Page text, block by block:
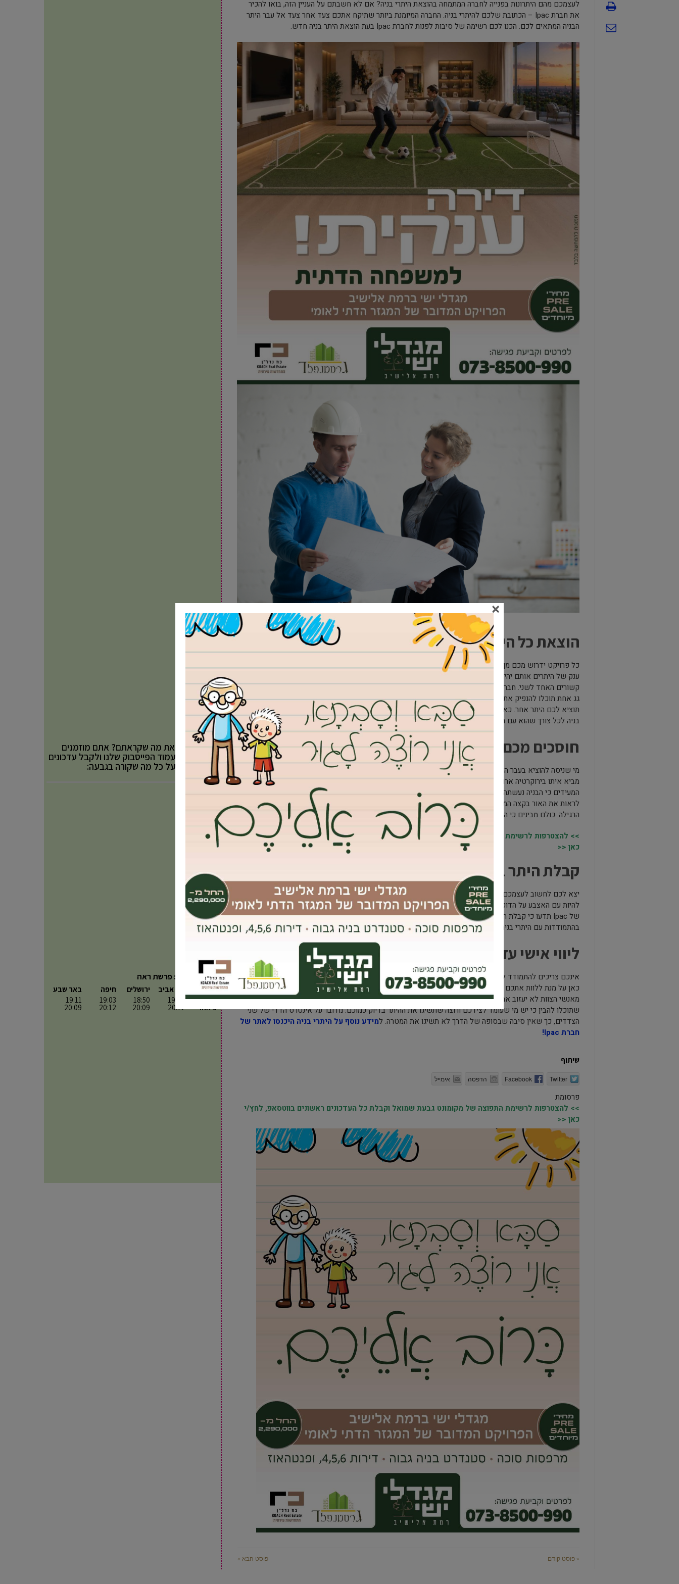
לעצמכם מהם היתרונות בפנייה לחברה המתמחה בהוצאת היתרי בניה? אם לא חשבתם על העניין הזה, בואו להכיר
את חברת Ipac – הכתובת שלכם להיתרי בניה. החברה המיומנת ביותר שתיקח אתכם צעד אחר צעד אל עבר היתר
הבניה המתאים לכם. הכנו לכם רשימה של סיבות לפנות לחברת Ipac בעת הוצאת היתר בניה חדש.
קרדיט PIXABAY
הוצאת כל היתרי הבניה
כל פרויקט ידרוש מכם מן הסתם להוציא היתרי בניה מתאימים עבורו. אין רק סוג אחד של היתר בניה, ישנם מבחר
ענק של היתרים אותם יהיה עליכם להוציא. לא פעם בפרויקט אחד תצטרכו להוציא מספר אישורי בניה שונים שלא
קשורים האחד לשני. חברת Ipac מתמחה בהוצאת כל סוגי היתרי הבניה, ללא יוצא מן הכלל. מה שאומר שתחת קורת
גג אחת תוכלו להנפיק את ההיתר הנדרש לכם להמשך הבניה. לא תצטרכו לעבור בין חברות שונות שכל אחת מהן
תוציא לכם היתר אחר. כאן תחת קורת גג אחת תקבלו שירות מקיף לכל סוגי ההיתרים הקיימים. קל להוציא היתר
בניה לכל צורך שהוא עם המומחים של Ipac שמחכים רק בשבילכם.
חוסכים מכם את הבירוקרטיה
מי שניסה להוציא בעבר היתרי בניה מבין עד כמה הבירוקרטיה בתהליך יכולה להיות מעייפת. בישראל אין תהליך שלא
מביא איתו בירוקרטיה ארוכה, בהקשר של היתרי בניה זה מעייף שבעתיים. תאלצו למלא המון דוחות ומסמכים
המעידים כי הבניה נעשתה בדיוק לפי החוק. חברת Ipac כאן על מנת לחסוך מכם את הבירוקרטיה ולאפשר לכם
לראות את האור בקצה המנהרה. החברה תיקח את המושכות לידיים שלה, ותאפשר לכם להמשיך בשגרת החיים
הרגילה. כולם מבינים כי התעסקות עם בירוקרטיה משבשת את שגרת החיים ומונעת לעשות דברים מסוימים.
>> להצטרפות לרשימת התפוצה של מקומונט גבעת שמואל וקבלת כל העדכונים ראשונים בווטסאפ, לחץ/י
כאן <<
קבלת היתר בניה תוך זמן קצר
יצא לכם לחשוב לעצמכם כמה זמן ייקח לקבל את היתר הבניה? קבלת היתרי בניה זה עניין רציני, כזה שמחייב אתכם
להיות עם האצבע על הדופק. עד שלא תקבלו את ההיתר הנדרש, לא תוכלו להמשיך לבצע את הבניה. עם המומחים
של Ipac תדעו כי קבלת ההיתר תתבצע בתוך זמן קצר. הרי לצוות המיומן של החברה יש את הידע ואת הניסיון
בהתמודדות עם היתרי בניה. הצוות ידע איך לזרז את ההליך, ואיך להימנע מעיכובים שעלולים להיות בעוכריכם.
ליווי אישי עד לקבלת ההיתר
אינכם צריכים להתמודד לבד עם הרשויות המקומיות שרק עשויות להגביר את מידת התסכול. הצוות של חברת Ipac
כאן על מנת ללוות אתכם לכל אורך הדרך ועד לקבלת ההיתר. עד שלא תקבלו את ההיתר כפי שהובטח, אף אחד
מאנשי הצוות לא יעזוב אתכם. תקבלו תשובה מדויקת לכל שאלה שתשאלו ולכל עניין שעולה בדרך. הכי חשוב
שתוכלו להבין כי יש מי שעומד לצידכם ורוצה שתשיגו את ההיתר בדיוק כמוכם. מדובר על אינטרס הדדי של שני
הצדדים, כך שאין סיבה שבסופה של הדרך לא תשיגו את המטרה. למידע נוסף על היתרי בניה היכנסו לאתר של
חברת Ipac!
שיתוף
Twitter
Facebook הדפסה אימייל
פרסומת
>> להצטרפות לרשימת התפוצה של מקומונט גבעת שמואל וקבלת כל העדכונים ראשונים בווטסאפ, לחץ/י
כאן <<
« פוסט קודם פוסט הבא »
אהבתם את מה שקראתם? אתם מוזמנים
לעקוב אחר עמוד הפייסבוק שלנו ולקבל עדכונים
באופן שוטף על כל מה שקורה בגבעה:
פרשת השבוע: פרשת ראה
כניסה:
יציאה:
תל אביב
19:12
20:11
ירושלים
18:50
20:09
חיפה
19:03
20:12
באר שבע
19:11
20:09
×